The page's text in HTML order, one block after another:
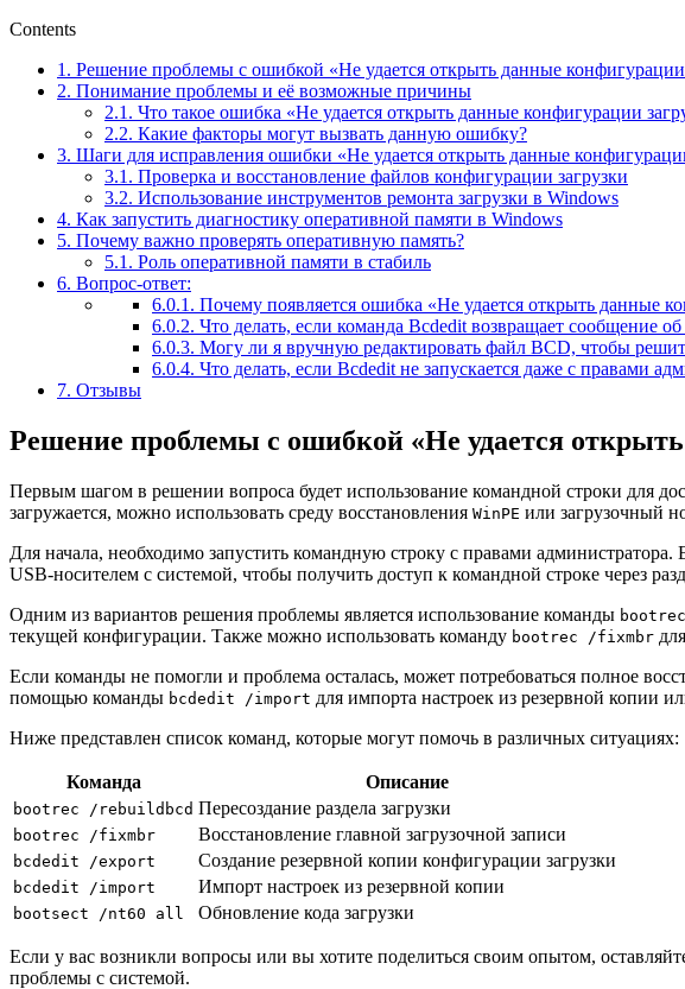
Contents
1. Решение проблемы с ошибкой «Не удается открыть данные
2. Понимание проблемы и её возможные причины
2.1. Что такое ошибка «Не удается открыть данные конфигурации
2.2. Какие факторы могут вызвать данную ошибку?
3. Шаги для исправления ошибки «Не удается открыть данные
3.1. Проверка и восстановление файлов конфигурации загрузки
3.2. Использование инструментов ремонта загрузки в Windows
4. Как запустить диагностику оперативной памяти в Windows
5. Почему важно проверять оперативную память?
5.1. Роль оперативной памяти в стабиль
6. Вопрос-ответ:
6.0.1. Почему появляется ошибка «Не удается открыть данные
6.0.2. Что делать, если команда Bcdedit возвращает сообщение
6.0.3. Могу ли я вручную редактировать файл BCD, чтобы
6.0.4. Что делать, если Bcdedit не запускается даже с правами
7. Отзывы
Решение проблемы с ошибкой «Не удается
Первым шагом в решении вопроса будет использование командной строки для
загружается, можно использовать среду восстановления WinPE или загрузочный
Для начала, необходимо запустить командную строку с правами
USB-носителем с системой, чтобы получить доступ к командной строке через
Одним из вариантов решения проблемы является использование команды
текущей конфигурации. Также можно использовать команду bootrec /fixmbr
Если команды не помогли и проблема осталась, может потребоваться полное
помощью команды bcdedit /import для импорта настроек из резервной копии
Ниже представлен список команд, которые могут помочь в различных ситуациях:
Команда Описание
bootrec /rebuildbcd Пересоздание раздела загрузки
bootrec /fixmbr Восстановление главной загрузочной записи
bcdedit /export Создание резервной копии конфигурации загрузки
bcdedit /import Импорт настроек из резервной копии
bootsect /nt60 all Обновление кода загрузки
Если у вас возникли вопросы или вы хотите поделиться своим опытом,
проблемы с системой.